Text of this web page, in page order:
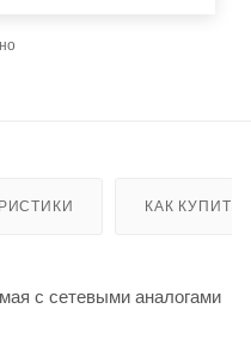
КАК КУПИТЬ
с сетевыми аналогами